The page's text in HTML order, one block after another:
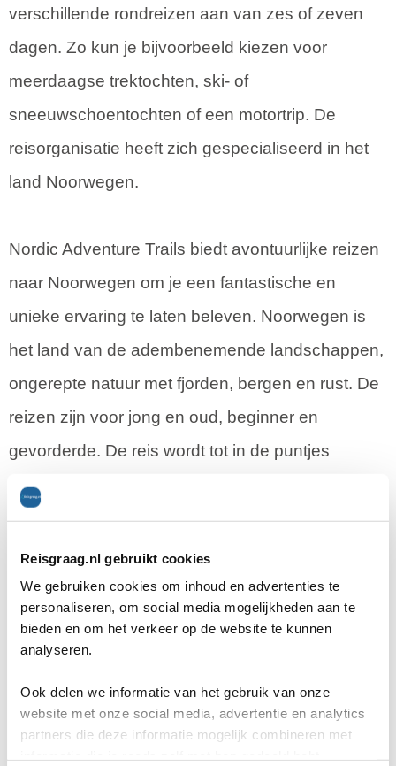
Reisgraag.nl gebruikt cookies
We gebruiken cookies om inhoud en advertenties te
personaliseren, om social media mogelijkheden aan te
bieden en om het verkeer op de website te kunnen
analyseren.
Ook delen we informatie van het gebruik van onze
website met onze social media, advertentie en analytics
partners die deze informatie mogelijk combineren met
verschillende rondreizen aan van zes of zeven
dagen. Zo kun je bijvoorbeeld kiezen voor
meerdaagse trektochten, ski- of
sneeuwschoentochten of een motortrip. De
reisorganisatie heeft zich gespecialiseerd in het
land Noorwegen.
Nordic Adventure Trails biedt avontuurlijke reizen
naar Noorwegen om je een fantastische en
unieke ervaring te laten beleven. Noorwegen is
het land van de adembenemende landschappen,
ongerepte natuur met fjorden, bergen en rust. De
reizen zijn voor jong en oud, beginner en
gevorderde. De reis wordt tot in de puntjes
verzorgt zodat je je nergens zorgen over hoeft te
maken. Een reis op maat is ook mogelijk.
Daarnaast biedt Nordic Adventure Trails de 'Arctic
Academy' aan. Om zelfstandig een tocht in
Noorwegen te maken heb je bepaalde kennis en
vaardigheden nodig. Tijdens de 7-daagse
basiscursus 'Arctic Academy' doe je deze kennis
en vaardigheden op, zodat je op een